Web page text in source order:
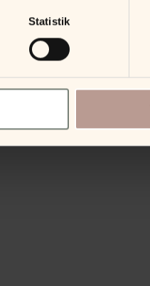
Statistik